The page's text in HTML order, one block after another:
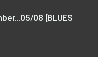
08 [BLUES